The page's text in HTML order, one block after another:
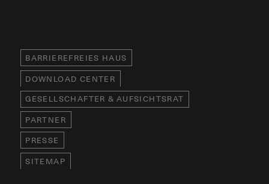
BARRIEREFREIES HAUS
DOWNLOAD CENTER
GESELLSCHAFTER & AUFSICHTSRAT
PARTNER
PRESSE
SITEMAP